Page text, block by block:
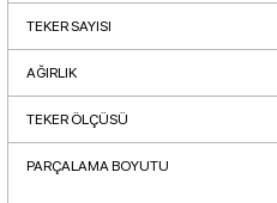
TEKER SAYISI
AĞIRLIK
TEKER ÖLÇÜSÜ
PARÇALAMA BOYUTU